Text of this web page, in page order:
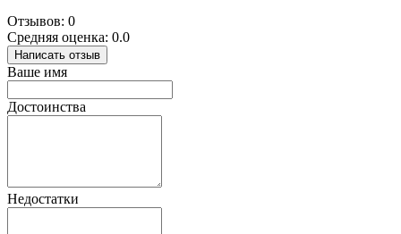
Отзывов: 0
Средняя оценка: 0.0
Написать отзыв
Ваше имя
Достоинства
Недостатки